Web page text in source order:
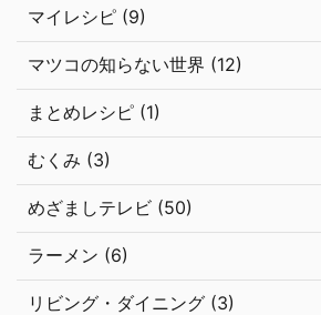
マイレシピ (9)
マツコの知らない世界 (12)
まとめレシピ (1)
むくみ (3)
めざましテレビ (50)
ラーメン (6)
リビング・ダイニング (3)